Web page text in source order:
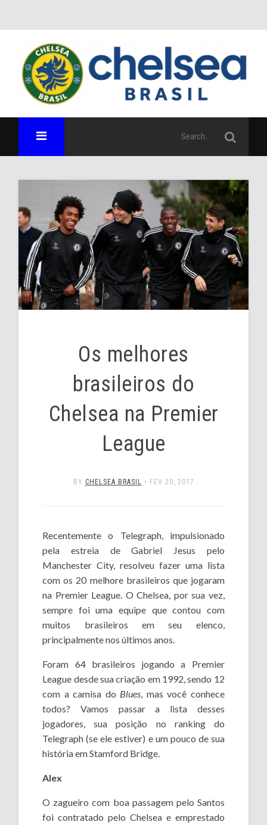
Os melhores
brasileiros do
Chelsea na Premier
League
BY CHELSEA BRASIL • FEV 20, 2017
Recentemente o Telegraph, impulsionado
pela estreia de Gabriel Jesus pelo
Manchester City, resolveu fazer uma lista
com os 20 melhore brasileiros que jogaram
na Premier League. O Chelsea, por sua vez,
sempre foi uma equipe que contou com
muitos brasileiros em seu elenco,
principalmente nos últimos anos.
Foram 64 brasileiros jogando a Premier
League desde sua criação em 1992, sendo 12
com a camisa do Blues , mas você conhece
todos? Vamos passar a lista desses
jogadores, sua posição no ranking do
Telegraph (se ele estiver) e um pouco de sua
história em Stamford Bridge.
Alex
O zagueiro com boa passagem pelo Santos
foi contratado pelo Chelsea e emprestado